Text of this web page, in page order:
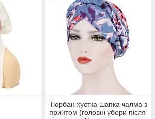
Тюрбан хустка шапка чалма з
принтом (головні убори після